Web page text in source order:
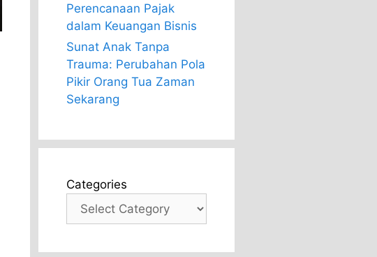
Perencanaan Pajak
dalam Keuangan Bisnis
Sunat Anak Tanpa
Trauma: Perubahan Pola
Pikir Orang Tua Zaman
Sekarang
Categories